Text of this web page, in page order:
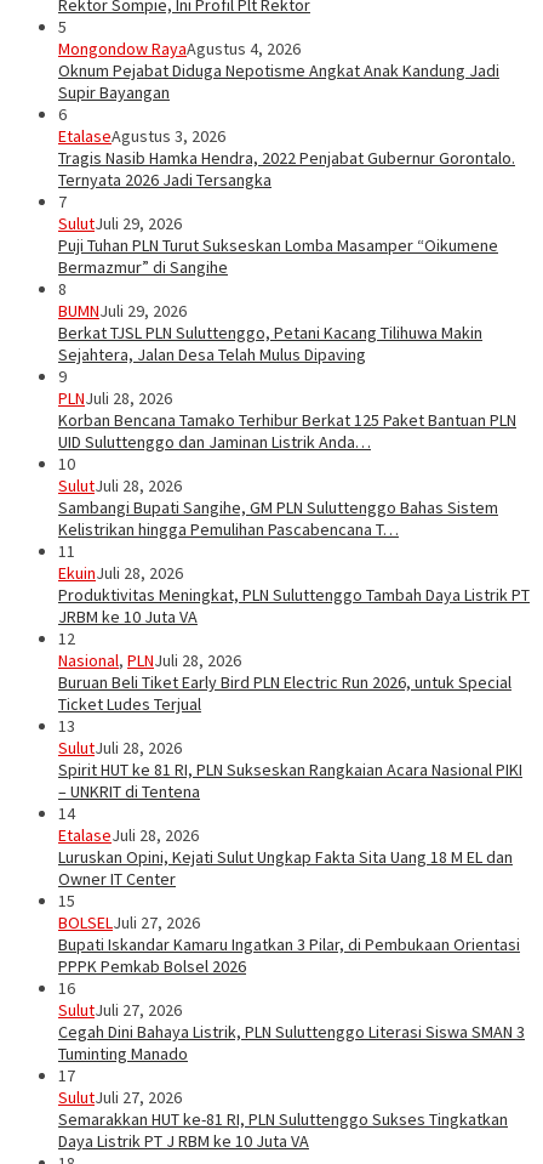
Rektor Sompie, Ini Profil Plt Rektor
5
Mongondow RayaAgustus 4, 2026
Oknum Pejabat Diduga Nepotisme Angkat Anak Kandung Jadi
Supir Bayangan
6
EtalaseAgustus 3, 2026
Tragis Nasib Hamka Hendra, 2022 Penjabat Gubernur Gorontalo.
Ternyata 2026 Jadi Tersangka
7
SulutJuli 29, 2026
Puji Tuhan PLN Turut Sukseskan Lomba Masamper “Oikumene
Bermazmur” di Sangihe
8
BUMNJuli 29, 2026
Berkat TJSL PLN Suluttenggo, Petani Kacang Tilihuwa Makin
Sejahtera, Jalan Desa Telah Mulus Dipaving
9
PLNJuli 28, 2026
Korban Bencana Tamako Terhibur Berkat 125 Paket Bantuan PLN
UID Suluttenggo dan Jaminan Listrik Anda…
10
SulutJuli 28, 2026
Sambangi Bupati Sangihe, GM PLN Suluttenggo Bahas Sistem
Kelistrikan hingga Pemulihan Pascabencana T…
11
EkuinJuli 28, 2026
Produktivitas Meningkat, PLN Suluttenggo Tambah Daya Listrik PT
JRBM ke 10 Juta VA
12
Nasional, PLNJuli 28, 2026
Buruan Beli Tiket Early Bird PLN Electric Run 2026, untuk Special
Ticket Ludes Terjual
13
SulutJuli 28, 2026
Spirit HUT ke 81 RI, PLN Sukseskan Rangkaian Acara Nasional PIKI
– UNKRIT di Tentena
14
EtalaseJuli 28, 2026
Luruskan Opini, Kejati Sulut Ungkap Fakta Sita Uang 18 M EL dan
Owner IT Center
15
BOLSELJuli 27, 2026
Bupati Iskandar Kamaru Ingatkan 3 Pilar, di Pembukaan Orientasi
PPPK Pemkab Bolsel 2026
16
SulutJuli 27, 2026
Cegah Dini Bahaya Listrik, PLN Suluttenggo Literasi Siswa SMAN 3
Tuminting Manado
17
SulutJuli 27, 2026
Semarakkan HUT ke-81 RI, PLN Suluttenggo Sukses Tingkatkan
Daya Listrik PT J RBM ke 10 Juta VA